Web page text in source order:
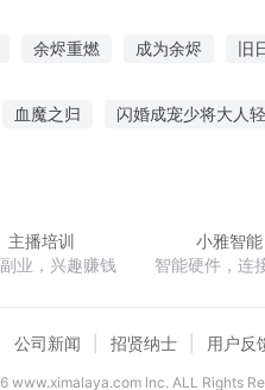
余烬重燃 成为余烬 旧
血魔之归 闪婚成宠少将大人
主播培训
业，兴趣赚钱
小雅智能
智能硬件，连
公司新闻 招贤纳士 用户反
www.ximalaya.com lnc. ALL Rights